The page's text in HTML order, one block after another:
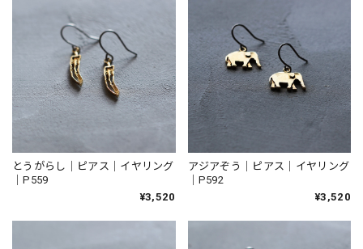
とうがらし｜ピアス｜イヤリング
｜P559
¥3,520
アジアぞう｜ピアス｜イヤリング
｜P592
¥3,520